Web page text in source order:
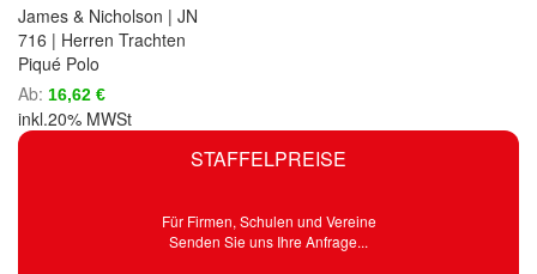
STAFFELPREISE
Für Firmen, Schulen und Vereine
Senden Sie uns Ihre Anfrage...
James & Nicholson | JN
716 | Herren Trachten
Piqué Polo
Ab 16,62 €
inkl.20% MWSt